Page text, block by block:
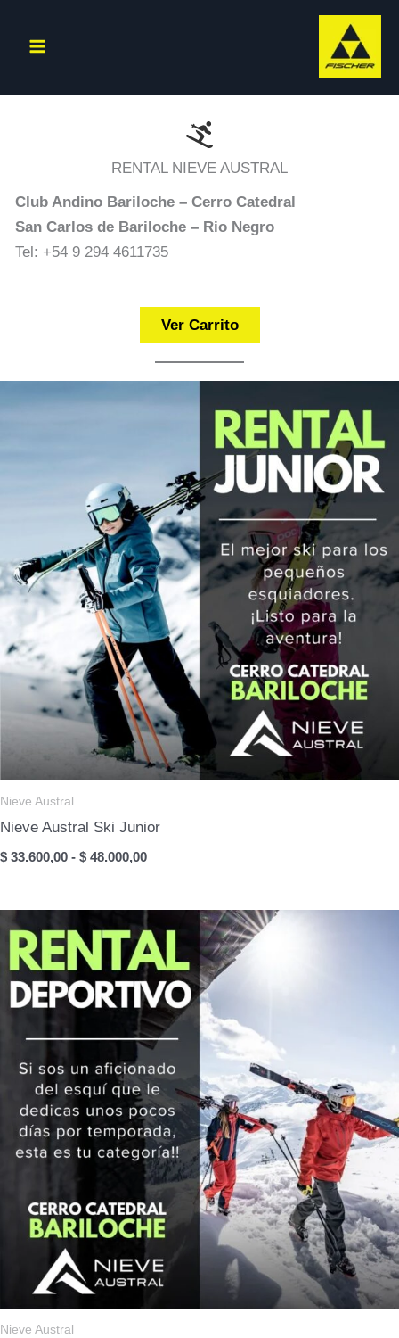
RENTAL NIEVE AUSTRAL
Club Andino Bariloche – Cerro Catedral
San Carlos de Bariloche – Rio Negro
Tel: +54 9 294 4611735
Ver Carrito
Nieve Austral
Nieve Austral Ski Junior
$ 33.600,00 - $ 48.000,00Rango
desde
$ 33.600,00
hasta
$ 48.000,00
Nieve Austral